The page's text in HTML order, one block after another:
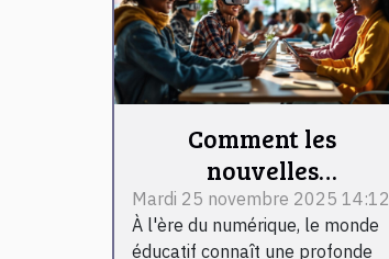
Comment les
nouvelles
technologies
transforment-elles
Mardi 25 novembre 2025 14:12
À l'ère du numérique, le monde
éducatif connaît une profonde